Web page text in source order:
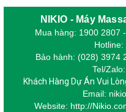
NIKIO - Máy
Mua hàng: 1900 2807
Bảo hành: (028) 3974
Tel/
Khách Hàng Dự Án Vui
Email:
Website: http://